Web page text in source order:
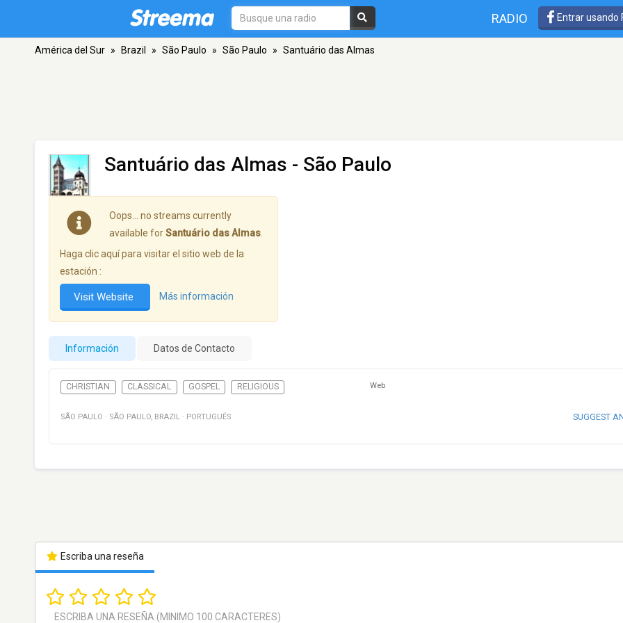
RADIO Entrar usando
América del Sur » Brazil » São Paulo » São Paulo » Santuário das Almas
Santuário das Almas - São Paulo
Oops… no streams currently
available forSantuário das Almas
Haga clic aquí para visitar el sitio web de la
estación :
Visit Website Más información
Información Datos de Contacto
CHRISTIAN CLASSICAL GOSPEL RELIGIOUS Web
SÃO PAULO · SÃO PAULO, BRAZIL · PORTUGUÉS SUGGEST
Escriba una reseña